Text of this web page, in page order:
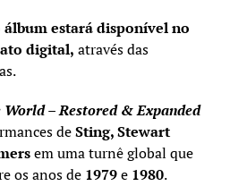
álbum estará disponível no
digital, através das
– Restored & Expanded
deSting, Stewart
em uma turnê global que
os anos de 1979e 1980.